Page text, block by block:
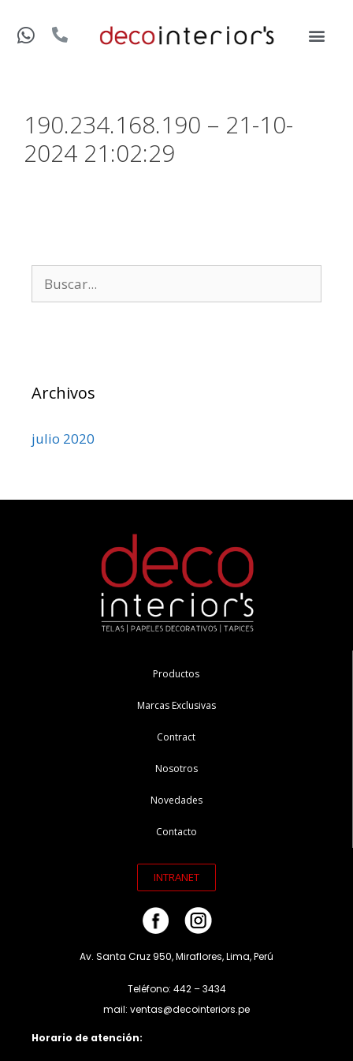
190.234.168.190 – 21-10-
2024 21:02:29
Archivos
julio 2020
Productos
Marcas Exclusivas
Contract
Nosotros
Novedades
Contacto
INTRANET
Av. Santa Cruz 950, Miraflores, Lima, Perú
Teléfono: 442 – 3434
mail: ventas@decointeriors.pe
Horario de atención: